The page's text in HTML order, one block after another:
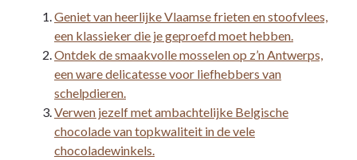
Geniet van heerlijke Vlaamse frieten en stoofvlees,
een klassieker die je geproefd moet hebben.
Ontdek de smaakvolle mosselen op z’n Antwerps,
een ware delicatesse voor liefhebbers van
schelpdieren.
Verwen jezelf met ambachtelijke Belgische
chocolade van topkwaliteit in de vele
chocoladewinkels.